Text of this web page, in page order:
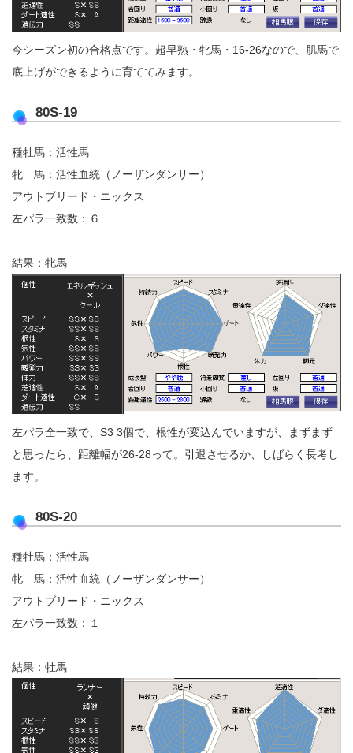
今シーズン初の合格点です。超早熟・牝馬・16-26なので、肌馬で
底上げができるように育ててみます。
80S-19
種牡馬：活性馬
牝 馬：活性血統（ノーザンダンサー）
アウトブリード・ニックス
左パラ一致数：６
結果：牝馬
左パラ全一致で、S3 3個で、根性が変込んでいますが、まずまず
と思ったら、距離幅が26-28って。引退させるか、しばらく長考し
ます。
80S-20
種牡馬：活性馬
牝 馬：活性血統（ノーザンダンサー）
アウトブリード・ニックス
左パラ一致数：１
結果：牡馬